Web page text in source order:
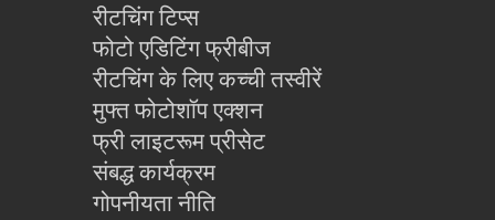
रीटचिंग टिप्स
फोटो एडिटिंग फ्रीबीज
रीटचिंग के लिए कच्ची तस्वीरें
मुफ्त फोटोशॉप एक्शन
फ्री लाइटरूम प्रीसेट
संबद्ध कार्यक्रम
गोपनीयता नीति